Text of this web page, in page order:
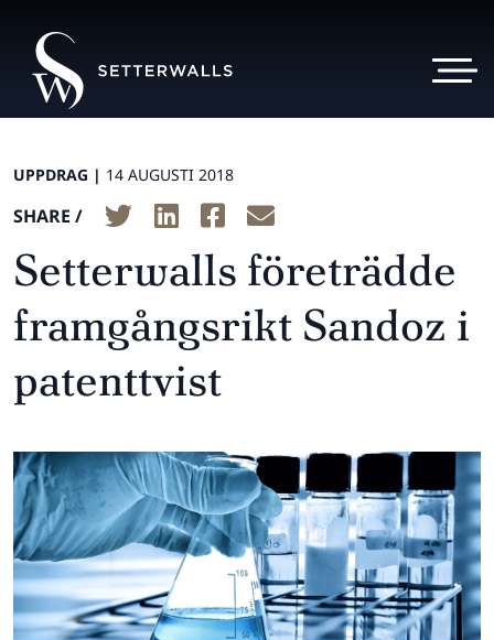
UPPDRAG | 14 AUGUSTI 2018
SHARE /
Setterwalls företrädde
framgångsrikt Sandoz i
patenttvist